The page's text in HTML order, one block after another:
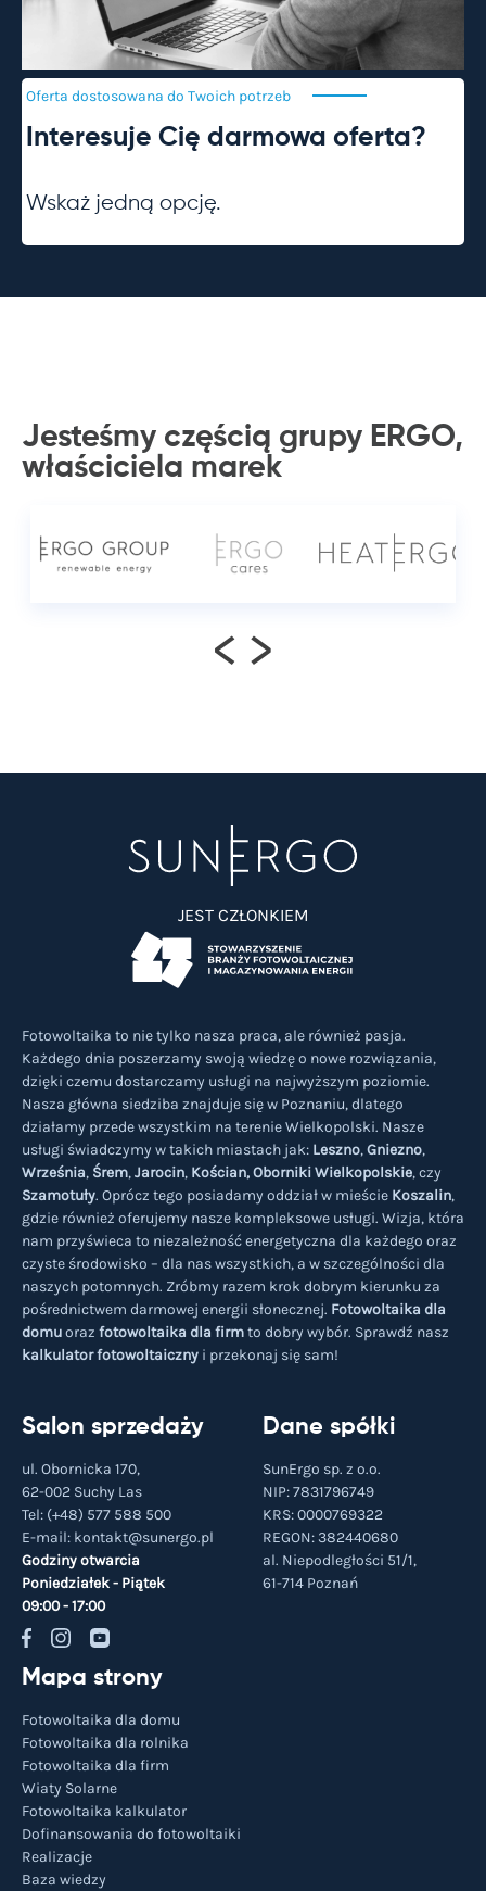
Oferta dostosowana do Twoich potrzeb
Interesuje Cię darmowa oferta?
Wskaż jedną opcję.
Jesteśmy częścią grupy ERGO,
właściciela marek
< >
JEST CZŁONKIEM
Fotowoltaika to nie tylko nasza praca, ale również pasja.
Każdego dnia poszerzamy swoją wiedzę o nowe rozwiązania,
dzięki czemu dostarczamy usługi na najwyższym poziomie.
Nasza główna siedziba znajduje się w Poznaniu, dlatego
działamy przede wszystkim na terenie Wielkopolski. Nasze
usługi świadczymy w takich miastach jak: Leszno,Gniezno,
Września, Śrem,Jarocin, Kościan,Oborniki Wielkopolskie, czy
Szamotuły. Oprócz tego posiadamy oddział w mieście Koszalin,
gdzie również oferujemy nasze kompleksowe usługi. Wizja, która
nam przyświeca to niezależność energetyczna dla każdego oraz
czyste środowisko – dla nas wszystkich, a w szczególności dla
naszych potomnych. Zróbmy razem krok dobrym kierunku za
pośrednictwem darmowej energii słonecznej. Fotowoltaika dla
domuoraz fotowoltaika dla firmto dobry wybór. Sprawdź nasz
kalkulator fotowoltaiczny i przekonaj się sam!
Salon sprzedaży
ul. Obornicka 170,
62-002 Suchy Las
Tel: (+48) 577 588 500
E-mail: kontakt@sunergo.pl
Godziny otwarcia
Poniedziałek - Piątek
09:00 - 17:00
Dane spółki
SunErgo sp. z o.o.
NIP: 7831796749
KRS: 0000769322
REGON: 382440680
al. Niepodległości 51/1,
61-714 Poznań
Mapa strony
Fotowoltaika dla domu
Fotowoltaika dla rolnika
Fotowoltaika dla firm
Wiaty Solarne
Fotowoltaika kalkulator
Dofinansowania do fotowoltaiki
Realizacje
Baza wiedzy